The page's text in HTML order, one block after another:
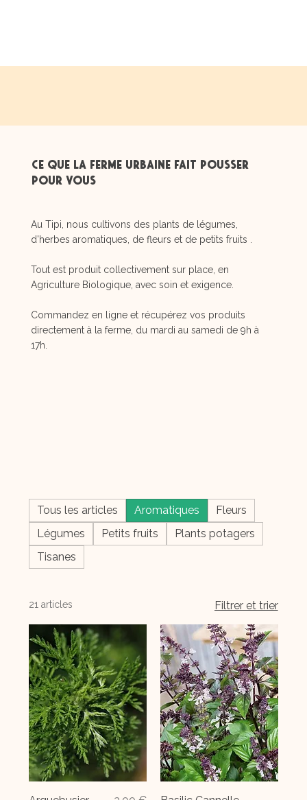
Ce que la ferme urbaine fait pousser
pour vous
Au Tipi, nous cultivons des plants de légumes,
d'herbes aromatiques, de fleurs et de petits fruits .
Tout est produit collectivement sur place, en
Agriculture Biologique, avec soin et exigence.
Commandez en ligne et récupérez vos produits
directement à la ferme, du mardi au samedi de 9h à
17h.
Tous les articles Aromatiques
Fleurs
Légumes
Petits fruits
Plants potagers
Tisanes
21 articles Filtrer et trier